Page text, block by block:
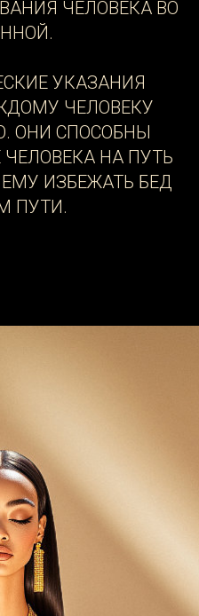
ЧЕЛОВЕКА ВО
УКАЗАНИЯ
ЧЕЛОВЕКУ
ОНИ СПОСОБНЫ
НА ПУТЬ
ИЗБЕЖАТЬ БЕД
ПУТИ.